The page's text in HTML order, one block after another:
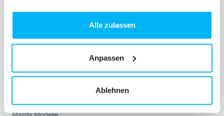
gesammelt haben.
Alle zulassen
Anpassen
Ablehnen
Skoda Service
Citroen Modelle
Mazda Modelle